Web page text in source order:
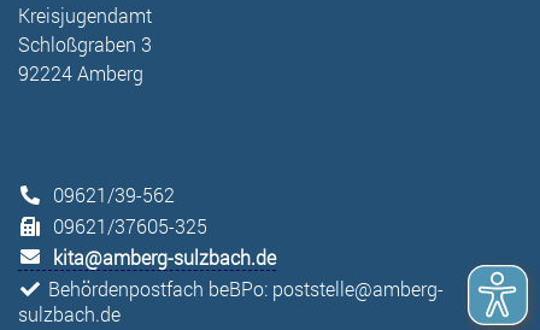
Kreisjugendamt
Schloßgraben 3
92224 Amberg
09621/39-562
09621/37605-325
kita@amberg-sulzbach.de
Behördenpostfach beBPo: poststelle@amberg-
sulzbach.de